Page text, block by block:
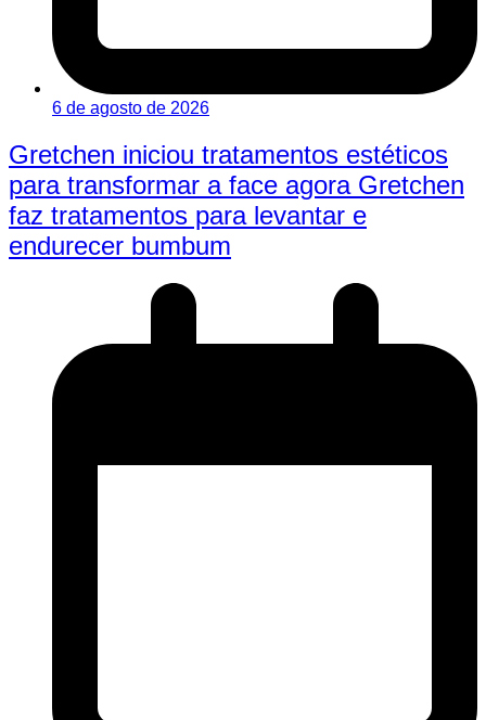
6 de agosto de 2026
Gretchen iniciou tratamentos estéticos
para transformar a face agora Gretchen
faz tratamentos para levantar e
endurecer bumbum